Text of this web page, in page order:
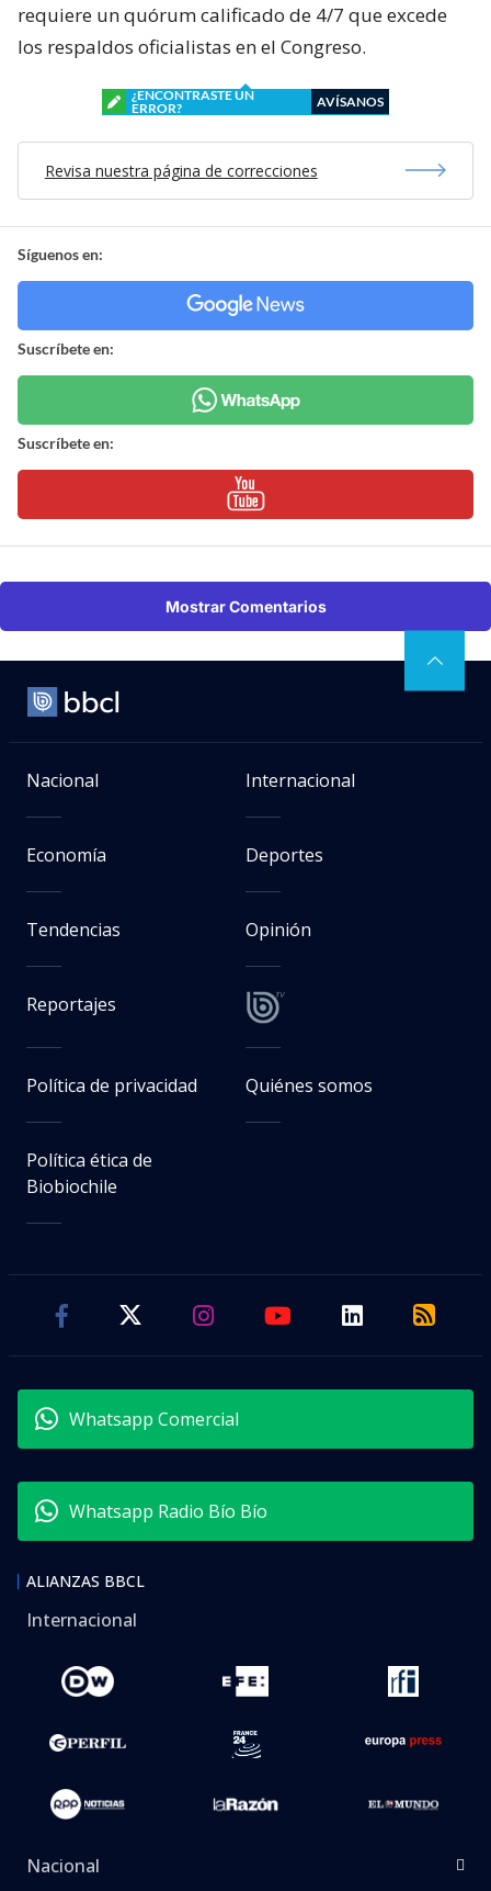
requiere un quórum calificado de 4/7 que excede
los respaldos oficialistas en el Congreso.
¿ENCONTRASTE UN
ERROR?
AVÍSANOS
Revisa nuestra página de correcciones
Síguenos en:
Suscríbete en:
Suscríbete en:
Mostrar Comentarios
Nacional Internacional
Economía Deportes
Tendencias Opinión
Reportajes
Política de privacidad Quiénes somos
Política ética de
Biobiochile
Whatsapp Comercial
Whatsapp Radio Bío Bío
ALIANZAS BBCL
Internacional
Nacional